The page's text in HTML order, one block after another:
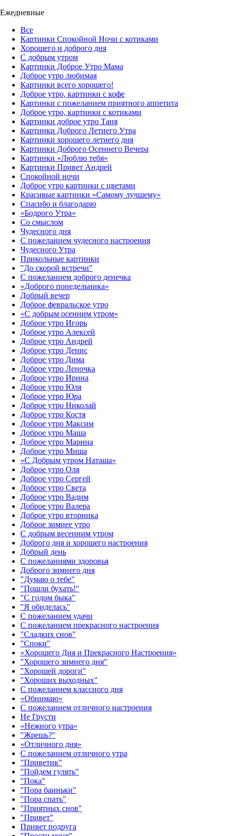
Ежедневные
Все
Картинки Спокойной Ночи с котиками
Хорошего и доброго дня
С добрым утром
Картинки Доброе Утро Мама
Доброе утро любимая
Картинки всего хорошего!
Доброе утро, картинки с кофе
Картинки с пожеланием приятного аппетита
Доброе утро, картинки с котиками
Картинки доброе утро Таня
Картинки Доброго Летнего Утра
Картинки хорошего летнего дня
Картинки Доброго Осеннего Вечера
Картинки «Люблю тебя»
Картинки Привет Андрей
Спокойной ночи
Доброе утро картинки с цветами
Красивые картинки «Самому лучшему»
Спасибо и благодарю
«‎Бодрого Утра»‎
Со смыслом
Чудесного дня
С пожеланием чудесного настроения
Чудесного Утра
Прикольные картинки
"До скорой встречи"
С пожеланием доброго денечка
«Доброго понедельника»‎
Добрый вечер
Доброе февральское утро
«С добрым осенним утром»‎
Доброе утро Игорь
Доброе утро Алексей
Доброе утро Андрей
Доброе утро Денис
Доброе утро Дима
Доброе утро Леночка
Доброе утро Ирина
Доброе утро Юля
Доброе утро Юра
Доброе утро Николай
Доброе утро Костя
Доброе утро Максим
Доброе утро Маша
Доброе утро Марина
Доброе утро Миша
«С Добрым утром Наташа»
Доброе утро Оля
Доброе утро Сергей
Доброе утро Света
Доброе утро Вадим
Доброе утро Валера
Доброе утро вторника
Доброе зимнее утро
С добрым весенним утром
Доброго дня и хорошего настроения
Добрый день
С пожеланиями здоровья
Доброго зимнего дня
"Думаю о тебе"
"Пошли бухать!"
"С годом быка"
"Я обиделась"
С пожеланием удачи
С пожеланием прекрасного настроения
"Сладких снов"
"Споки"
«Хорошего Дня и Прекрасного Настроения»
"Хорошего зимнего дня"
"Хорошей дороги"
"Хороших выходных"
С пожеланием классного дня
«Обнимаю»
С пожеланием отличного настроения
Не Грусти
«Нежного утра»‎
"Жрешь?"
«Отличного дня»‎
С пожеланием отличного утра
"Приветик"
"Пойдем гулять"
"Пока"
"Пора баиньки"
"Пора спать"
"Приятных снов"
"Привет"
Привет подруга